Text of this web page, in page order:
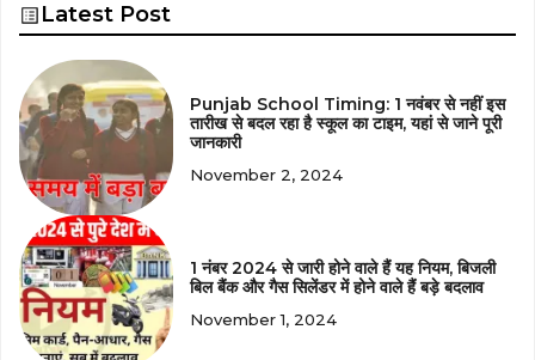
Latest Post
Punjab School Timing: 1 नवंबर से नहीं इस
तारीख से बदल रहा है स्कूल का टाइम, यहां से जाने पूरी
जानकारी
November 2, 2024
1 नंबर 2024 से जारी होने वाले हैं यह नियम, बिजली
बिल बैंक और गैस सिलेंडर में होने वाले हैं बड़े बदलाव
November 1, 2024